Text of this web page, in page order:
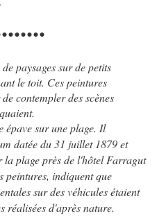
paysages sur de petits
le toit. Ces peintures
contempler des scènes
épave sur une plage. Il
datée du 31 juillet 1879 et
la plage près de l'hôtel Farragut
peintures, indiquent que
sur des véhicules étaient
réalisées d'après nature.